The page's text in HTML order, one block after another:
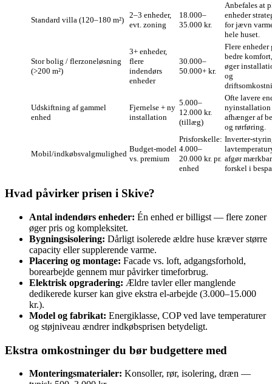
Standard villa (120–180 m²)
2–3 enheder,
evt. zoning
18.000–
35.000 kr.
Anbefales at
enheder
for jævn
hele huset.
Stor bolig / flerzoneløsning
(>200 m²)
3+ enheder,
flere
indendørs
enheder
30.000–
50.000+ kr.
Flere enheder
bedre
øger
og
Udskiftning af gammel
enhed
Fjernelse + ny
installation
5.000–
12.000 kr.
(tillæg)
Ofte lavere
afhænger af
og rørføring.
Mobil/indkøbsvalgmulighed
Budget‑model
vs. premium
Prisforskelle:
4.000–
20.000 kr. pr.
enhed
afgør mærkbar
forskel i
Hvad påvirker prisen i Skive?
Antal indendørs enheder: Én enhed er billigst — flere zoner
øger pris og kompleksitet.
Bygningsisolering: Dårligt isolerede ældre huse kræver større
capacity eller supplerende varme.
Placering og montage: Facade vs. loft, adgangsforhold,
borearbejde gennem mur påvirker timeforbrug.
Elektrisk opgradering: Ældre tavler eller manglende
dedikerede kurser kan give ekstra el‑arbejde (3.000–15.000
kr.).
Model og fabrikat: Energiklasse, COP ved lave temperaturer
og støjniveau ændrer indkøbsprisen betydeligt.
Ekstra omkostninger du bør budgettere med
Monteringsmaterialer: Konsoller, rør, isolering, dræn —